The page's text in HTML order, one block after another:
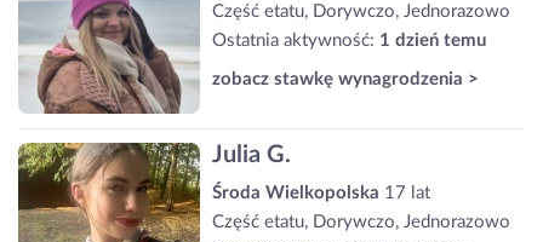
Część etatu, Dorywczo, Jednorazowo
Ostatnia aktywność: 1 dzień temu
zobacz stawkę wynagrodzenia >
Julia G.
Środa Wielkopolska 17 lat
Część etatu, Dorywczo, Jednorazowo